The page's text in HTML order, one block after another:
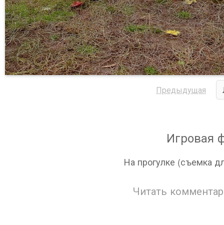
Предыдущая
Игровая
На прогулке (съемка
Читать